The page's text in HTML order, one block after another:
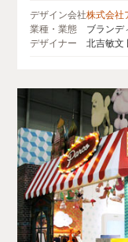
デザイン会社株式会社
業種・業態
ブランデ
デザイナー